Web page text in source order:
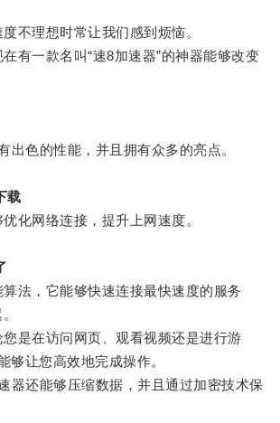
理想时常让我们感到烦恼。
一款名叫“速8加速器”的神器能够改变
色的性能，并且拥有众多的亮点。
载
网络连接，提升上网速度。
，它能够快速连接最快速度的服务
在访问网页、观看视频还是进行游
够让您高效地完成操作。
还能够压缩数据，并且通过加密技术保